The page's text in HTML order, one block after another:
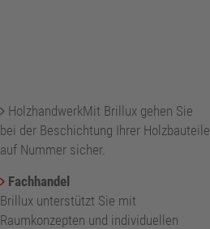
HolzhandwerkMit Brillux gehen Sie
bei der Beschichtung Ihrer Holzbauteile
auf Nummer sicher.
Fachhandel
Brillux unterstützt Sie mit
Raumkonzepten und individuellen